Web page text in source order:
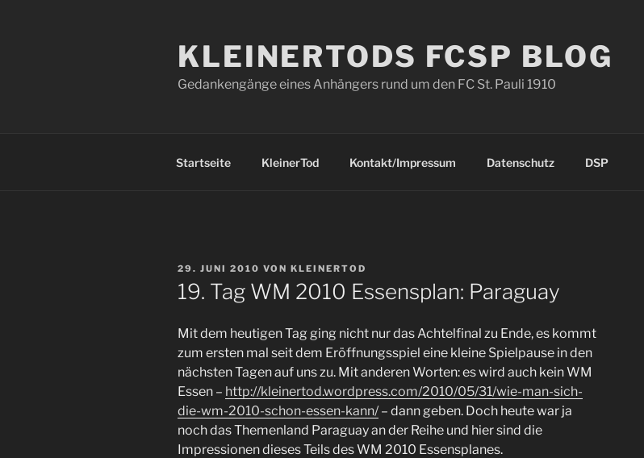
KLEINERTODS FCSP BLOG
Gedankengänge eines Anhängers rund um den FC St. Pauli 1910
Startseite KleinerTod Kontakt/Impressum Datenschutz DSP
VERÖFFENTLICHT
AM
29. JUNI 2010 VON KLEINERTOD
19. Tag WM 2010 Essensplan: Paraguay
Mit dem heutigen Tag ging nicht nur das Achtelfinal zu Ende, es kommt
zum ersten mal seit dem Eröffnungsspiel eine kleine Spielpause in den
nächsten Tagen auf uns zu. Mit anderen Worten: es wird auch kein WM
Essen – http://kleinertod.wordpress.com/2010/05/31/wie-man-sich-
die-wm-2010-schon-essen-kann/– dann geben. Doch heute war ja
noch das Themenland Paraguay an der Reihe und hier sind die
Impressionen dieses Teils des WM 2010 Essensplanes.